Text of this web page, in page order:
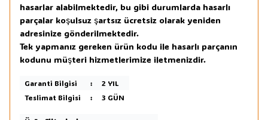
hasarlar alabilmektedir, bu gibi durumlarda hasarlı
parçalar koşulsuz şartsız ücretsiz olarak yeniden
adresinize gönderilmektedir.
Tek yapmanız gereken ürün kodu ile hasarlı parçanın
kodunu müşteri hizmetlerimize iletmenizdir.
Garanti Bilgisi :
2 YIL
Teslimat Bilgisi
: 3 GÜN